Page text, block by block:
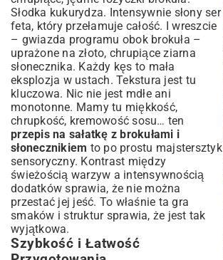
Słodka kukurydza. Intensywnie słony ser
feta, który przełamuje całość. I wreszcie
– gwiazda programu obok brokuła –
uprażone na złoto, chrupiące ziarna
słonecznika. Każdy kęs to mała
eksplozja w ustach. Tekstura jest tu
kluczowa. Nic nie jest mdłe ani
monotonne. Mamy tu miękkość,
chrupkość, kremowość sosu… ten
przepis na sałatkę z brokułami i
słonecznikiem to po prostu majstersztyk
sensoryczny. Kontrast między
świeżością warzyw a intensywnością
dodatków sprawia, że nie można
przestać jej jeść. To właśnie ta gra
smaków i struktur sprawia, że jest tak
wyjątkowa.
Szybkość i Łatwość